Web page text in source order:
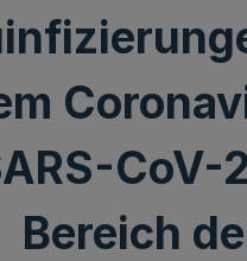
CoV-
Bereich